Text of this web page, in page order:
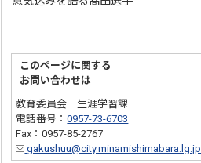
このページに関する
お問い合わせは
教育委員会 生涯学習課
電話番号：0957-73-6703
Fax：0957-85-2767
gakushuu@city.minamishimabara.lg.jp